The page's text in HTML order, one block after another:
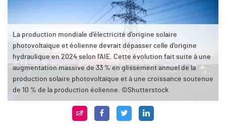
La production mondiale d'électricité d'origine solaire
photovoltaïque et éolienne devrait dépasser celle d'origine
hydraulique en 2024 selon l'AIE. Cette évolution fait suite à une
augmentation massive de 33 % en glissement annuel de la
production solaire photovoltaïque et à une croissance soutenue
de 10 % de la production éolienne. ©Shutterstock